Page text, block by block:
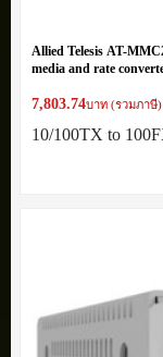
Allied Telesis AT-
media and rate
7,803.74บาท (รวมภาษี)
10/100TX to